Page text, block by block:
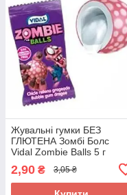
Жувальні гумки БЕЗ
ГЛЮТЕНА Зомбі Болс
Vidal Zombie Balls 5 г
2,90 ₴ 3,05 ₴